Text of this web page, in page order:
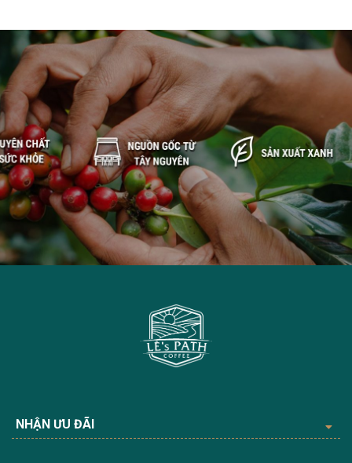
NHẬN ƯU ĐÃI